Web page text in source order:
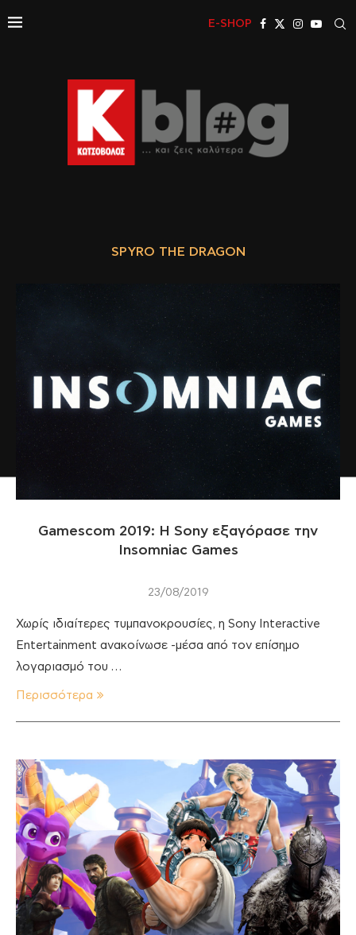
E-SHOP
SPYRO THE DRAGON
Gamescom 2019: Η Sony εξαγόρασε την
Insomniac Games
23/08/2019
Χωρίς ιδιαίτερες τυμπανοκρουσίες, η Sony Interactive
Entertainment ανακοίνωσε -μέσα από τον επίσημο
λογαριασμό του …
Περισσότερα